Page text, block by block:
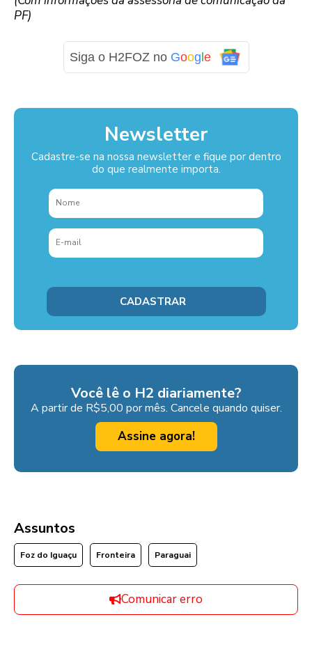
PF)
Siga o H2FOZ no Goog e
Newsletter
Cadastre-se na nossa newsletter e fique por dentro
do que realmente importa.
Você lê o H2 diariamente?
A partir de R$5,00 por mês. Cancele quando quiser.
Assine agora!
Assuntos
Foz do Iguaçu Fronteira Paraguai
Comunicar erro